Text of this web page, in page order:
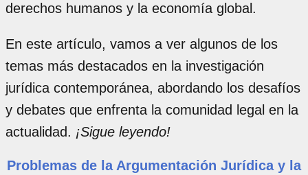
derechos humanos y la economía global.
En este artículo, vamos a ver algunos de los
temas más destacados en la investigación
jurídica contemporánea, abordando los desafíos
y debates que enfrenta la comunidad legal en la
actualidad. ¡Sigue leyendo!
Problemas de la Argumentación Jurídica y la